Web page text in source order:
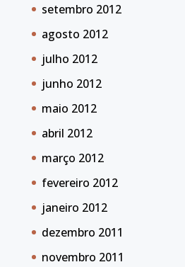
setembro 2012
agosto 2012
julho 2012
junho 2012
maio 2012
abril 2012
março 2012
fevereiro 2012
janeiro 2012
dezembro 2011
novembro 2011